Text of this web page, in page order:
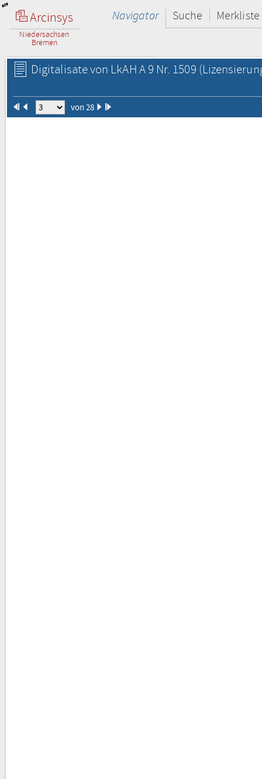
Arcinsys
Niedersachsen
Bremen
Navigator Suche Merkliste
Digitalisate von LkAH A 9 Nr. 1509
von 28